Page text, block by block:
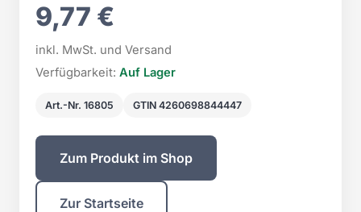
9,77 €
inkl. MwSt. und Versand
Verfügbarkeit: Auf Lager
Art.-Nr. 16805 GTIN 4260698844447
Zum Produkt im Shop
Zur Startseite